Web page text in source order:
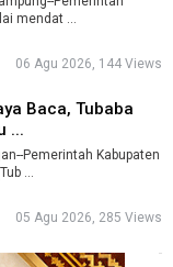
mendat ...
06 Agu 2026, 144 Views
Baca, Tubaba
...
Pemerintah Kabupaten
...
05 Agu 2026, 285 Views